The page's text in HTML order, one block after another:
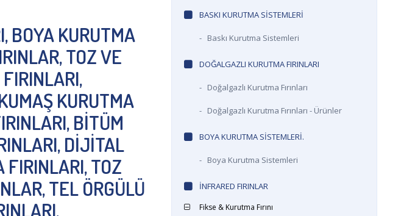
BOYA KURUTMA
TOZ VE
KURUTMA
BİTÜM
DİJİTAL
FIRINLARI, TOZ
TEL ÖRGÜLÜ
BASKI KURUTMA SISTEMLERI
- Baskı Kurutma Sistemleri
DOĞALGAZLI KURUTMA FIRINLARI
- Doğalgazlı Kurutma Fırınları
- Doğalgazlı Kurutma Fırınları - Ürünler
BOYA KURUTMA SISTEMLERI.
- Boya Kurutma Sistemleri
INFRARED FIRINLAR
Fikse & Kurutma Fırını